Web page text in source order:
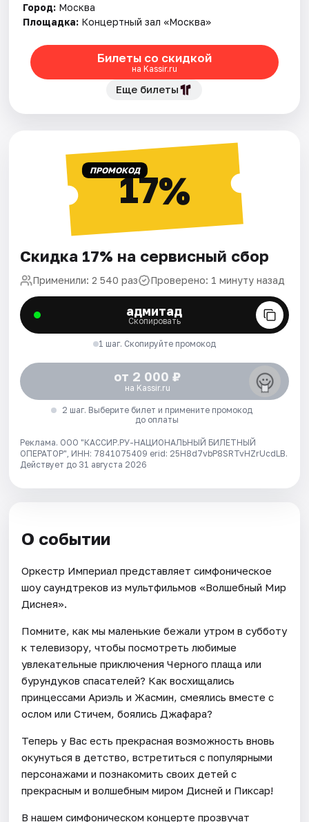
Рейтинги
Город: Москва
Площадка: Концертный зал «Москва»
Билеты со скидкой
на Kassir.ru
Еще билеты
ПРОМОКОД17%
Скидка 17% на сервисный сбор
Применили: 2 540 раз Проверено: 1 минуту назад
адмитад
Скопировать
1 шаг. Скопируйте промокод
от 2 000 ₽
на Kassir.ru
2 шаг. Выберите билет и примените промокод
до оплаты
Реклама. ООО "КАССИР.РУ-НАЦИОНАЛЬНЫЙ БИЛЕТНЫЙ
ОПЕРАТОР", ИНН: 7841075409 erid: 25H8d7vbP8SRTvHZrUcdLB.
Действует до 31 августа 2026
О событии
Оркестр Империал представляет симфоническое
шоу саундтреков из мультфильмов «Волшебный Мир
Диснея».
Помните, как мы маленькие бежали утром в субботу
к телевизору, чтобы посмотреть любимые
увлекательные приключения Черного плаща или
бурундуков спасателей? Как восхищались
принцессами Ариэль и Жасмин, смеялись вместе с
ослом или Стичем, боялись Джафара?
Теперь у Вас есть прекрасная возможность вновь
окунуться в детство, встретиться с популярными
персонажами и познакомить своих детей с
прекрасным и волшебным миром Дисней и Пиксар!
В нашем симфоническом концерте прозвучат